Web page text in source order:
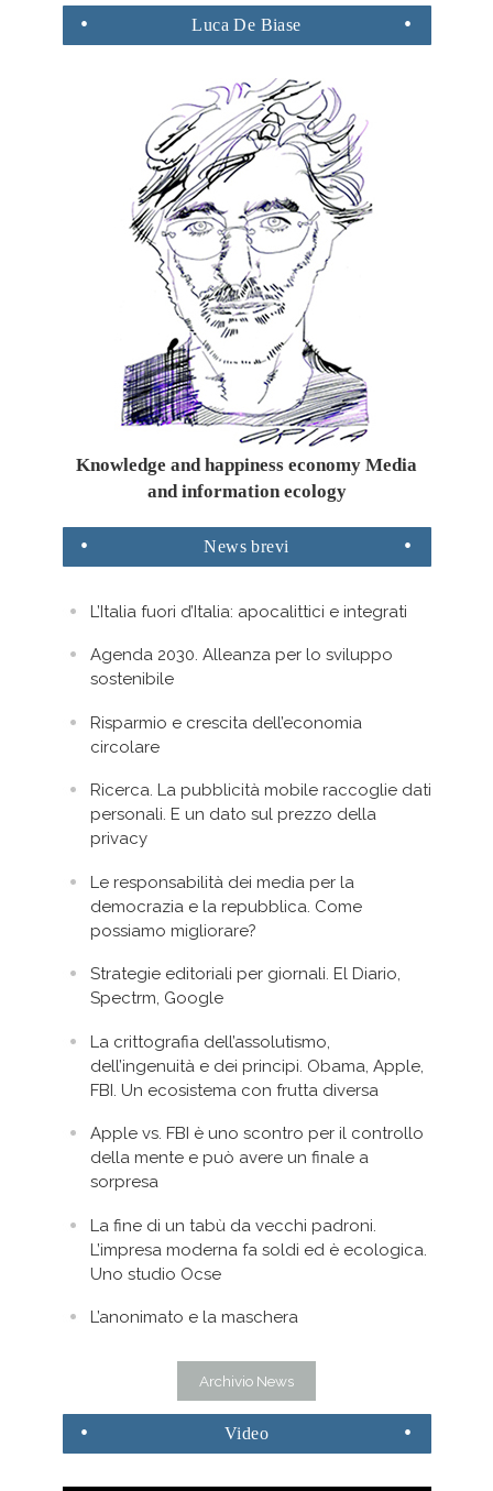
Luca De Biase
Knowledge and happiness economy Media
and information ecology
News brevi
L’Italia fuori d’Italia: apocalittici e integrati
Agenda 2030. Alleanza per lo sviluppo
sostenibile
Risparmio e crescita dell’economia
circolare
Ricerca. La pubblicità mobile raccoglie dati
personali. E un dato sul prezzo della
privacy
Le responsabilità dei media per la
democrazia e la repubblica. Come
possiamo migliorare?
Strategie editoriali per giornali. El Diario,
Spectrm, Google
La crittografia dell’assolutismo,
dell’ingenuità e dei principi. Obama, Apple,
FBI. Un ecosistema con frutta diversa
Apple vs. FBI è uno scontro per il controllo
della mente e può avere un finale a
sorpresa
La fine di un tabù da vecchi padroni.
L’impresa moderna fa soldi ed è ecologica.
Uno studio Ocse
L’anonimato e la maschera
Archivio News
Video